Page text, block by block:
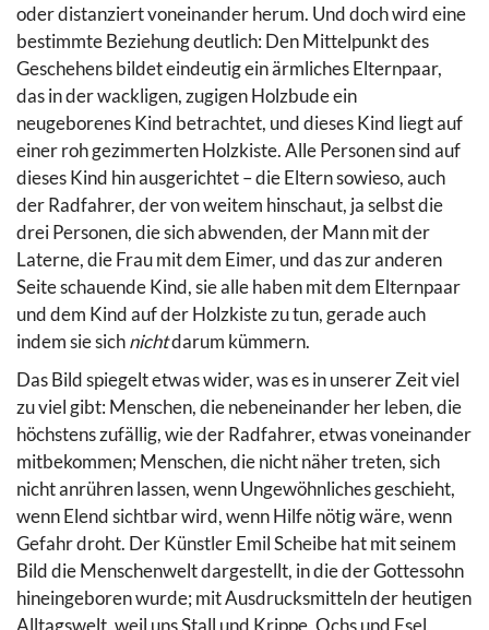
oder distanziert voneinander herum. Und doch wird eine
bestimmte Beziehung deutlich: Den Mittelpunkt des
Geschehens bildet eindeutig ein ärmliches Elternpaar,
das in der wackligen, zugigen Holzbude ein
neugeborenes Kind betrachtet, und dieses Kind liegt auf
einer roh gezimmerten Holzkiste. Alle Personen sind auf
dieses Kind hin ausgerichtet – die Eltern sowieso, auch
der Radfahrer, der von weitem hinschaut, ja selbst die
drei Personen, die sich abwenden, der Mann mit der
Laterne, die Frau mit dem Eimer, und das zur anderen
Seite schauende Kind, sie alle haben mit dem Elternpaar
und dem Kind auf der Holzkiste zu tun, gerade auch
indem sie sichnichtdarum kümmern.
Das Bild spiegelt etwas wider, was es in unserer Zeit viel
zu viel gibt: Menschen, die nebeneinander her leben, die
höchstens zufällig, wie der Radfahrer, etwas voneinander
mitbekommen; Menschen, die nicht näher treten, sich
nicht anrühren lassen, wenn Ungewöhnliches geschieht,
wenn Elend sichtbar wird, wenn Hilfe nötig wäre, wenn
Gefahr droht. Der Künstler Emil Scheibe hat mit seinem
Bild die Menschenwelt dargestellt, in die der Gottessohn
hineingeboren wurde; mit Ausdrucksmitteln der heutigen
Alltagswelt, weil uns Stall und Krippe, Ochs und Esel,